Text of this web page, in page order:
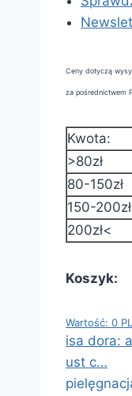
Ceny dotyczą
za pośrednictwem
Kwota:
>80zł
80-150zł
150-200zł
200zł<
Koszyk:
Wartość: 0
isa dora:
ust c…